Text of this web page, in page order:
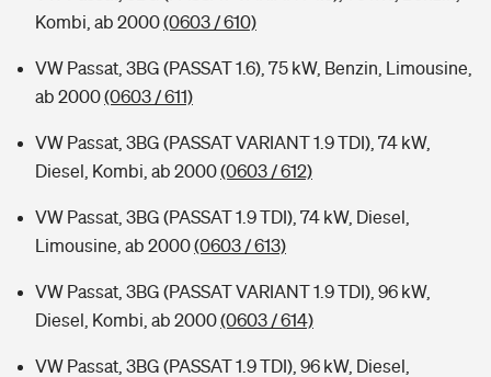
Kombi, ab 2000(0603 / 610)
VW Passat, 3BG (PASSAT 1.6), 75 kW, Benzin, Limousine,
ab 2000(0603 / 611)
VW Passat, 3BG (PASSAT VARIANT 1.9 TDI), 74 kW,
Diesel, Kombi, ab 2000(0603 / 612)
VW Passat, 3BG (PASSAT 1.9 TDI), 74 kW, Diesel,
Limousine, ab 2000(0603 / 613)
VW Passat, 3BG (PASSAT VARIANT 1.9 TDI), 96 kW,
Diesel, Kombi, ab 2000(0603 / 614)
VW Passat, 3BG (PASSAT 1.9 TDI), 96 kW, Diesel,